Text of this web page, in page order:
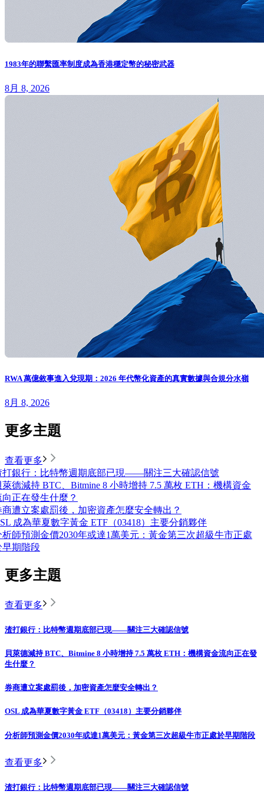
1983年的聯繫匯率制度成為香港穩定幣的秘密武器
8月 8, 2026
RWA 萬億敘事進入兌現期：2026 年代幣化資產的真實數據與合規分水嶺
8月 8, 2026
更多主題
查看更多
打銀行：比特幣週期底部已現——關注三大確認信號
萊德減持 BTC、Bitmine 8 小時增持 7.5 萬枚 ETH：機構資金
向正在發生什麼？
商遭立案處罰後，加密資產怎麼安全轉出？
成為華夏數字黃金 ETF（03418）主要分銷夥伴
析師預測金價2030年或達1萬美元：黃金第三次超級牛市正處
早期階段
更多主題
查看更多
渣打銀行：比特幣週期底部已現——關注三大確認信號
貝萊德減持 BTC、Bitmine 8 小時增持 7.5 萬枚 ETH：機構資金流向正在發
生什麼？
券商遭立案處罰後，加密資產怎麼安全轉出？
OSL 成為華夏數字黃金 ETF（03418）主要分銷夥伴
分析師預測金價2030年或達1萬美元：黃金第三次超級牛市正處於早期階段
查看更多
渣打銀行：比特幣週期底部已現——關注三大確認信號